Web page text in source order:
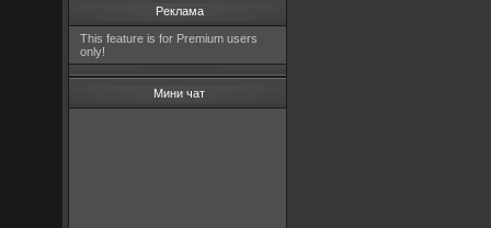
Реклама
This feature is for Premium users
only!
Мини чат